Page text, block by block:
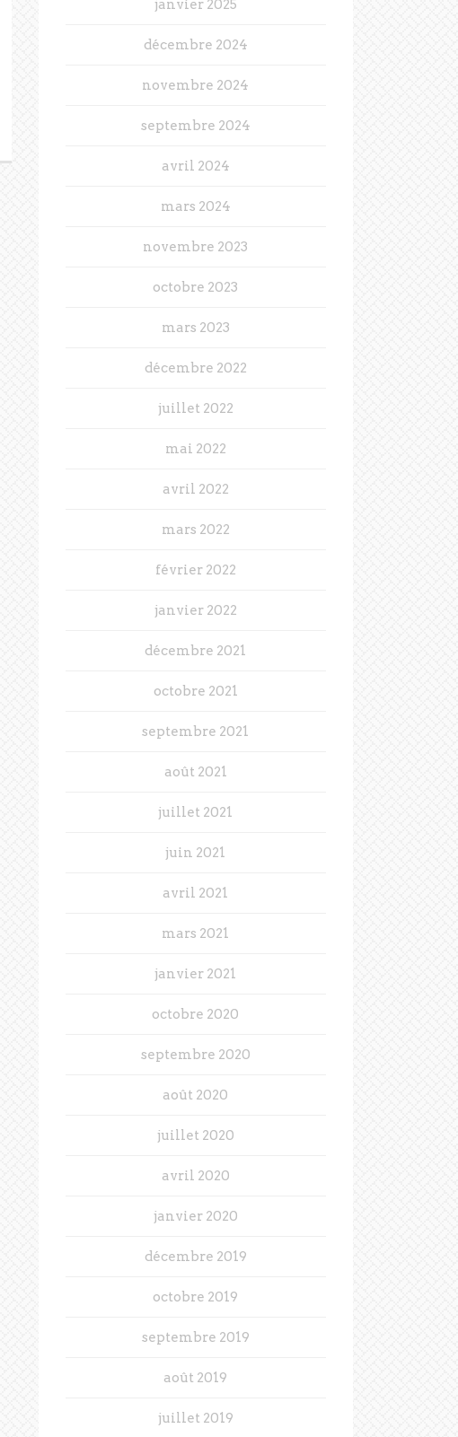
janvier 2025
décembre 2024
novembre 2024
septembre 2024
avril 2024
mars 2024
novembre 2023
octobre 2023
mars 2023
décembre 2022
juillet 2022
mai 2022
avril 2022
mars 2022
février 2022
janvier 2022
décembre 2021
octobre 2021
septembre 2021
août 2021
juillet 2021
juin 2021
avril 2021
mars 2021
janvier 2021
octobre 2020
septembre 2020
août 2020
juillet 2020
avril 2020
janvier 2020
décembre 2019
octobre 2019
septembre 2019
août 2019
juillet 2019